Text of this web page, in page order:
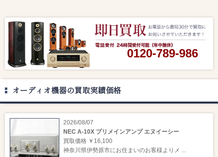
0120-789-986
オーディオ機器の買取実績価格
2026/08/07
NEC A-10X プリメインアンプ エヌイーシー
買取価格 ￥16,100
神奈川県伊勢原市にお住まいのお客様よりメ ...